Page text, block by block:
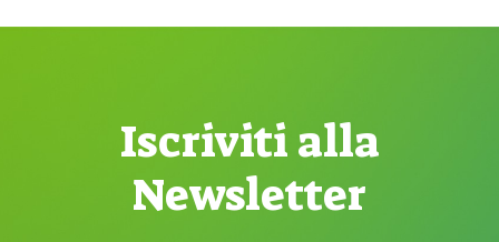
Iscriviti alla
Newsletter